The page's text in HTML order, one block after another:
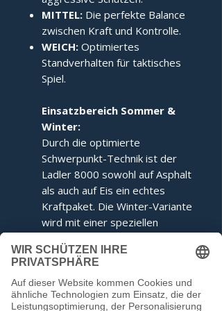
MITTEL: Die perfekte Balance
zwischen Kraft und Kontrolle.
WEICH: Optimiertes
Standverhalten für taktisches
Spiel.
Einsatzbereich Sommer &
Winter:
Durch die optimierte
Schwerpunkt-Technik ist der
Ladler 8000 sowohl auf Asphalt
als auch auf Eis ein echtes
Kraftpaket. Die Winter-Variante
wird mit einer speziellen
Kippverhalten geliefert.
Dieser Stock entspricht den
Voraussetzungen der IFI.